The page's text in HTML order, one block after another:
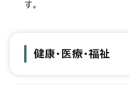
す。
健康・医療・福祉